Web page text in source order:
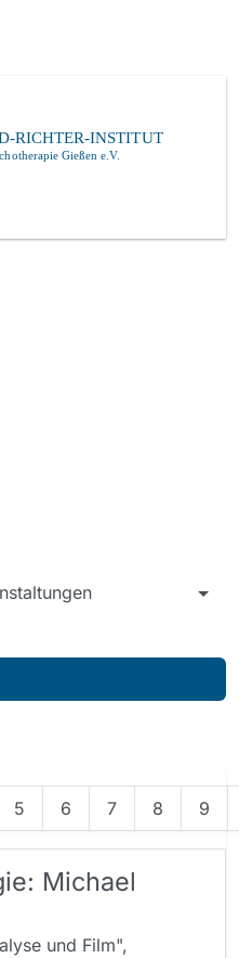
5 6 7 8 9
Michael
und Film",